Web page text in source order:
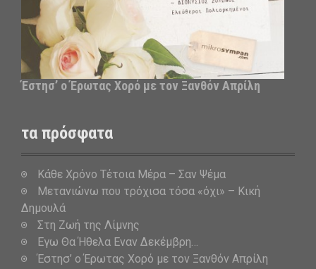
Έστησ’ ο Έρωτας Χορό με τον Ξανθόν Απρίλη
τα πρόσφατα
Κάθε Χρόνο Τέτοια Μέρα – Σαν Ψέμα
Μετανιώνω που τρόχισα τόσα «όχι» – Κική
Δημουλά
Στη Ζωή της Λίμνης
Εγω Θα Ήθελα Εναν Δεκέμβρη…
Έστησ’ ο Έρωτας Χορό με τον Ξανθόν Απρίλη